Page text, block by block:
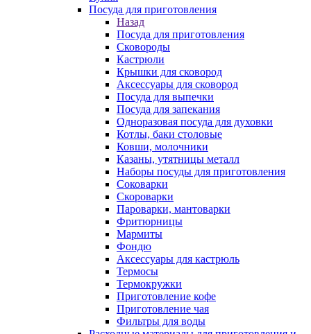
Посуда для приготовления
Назад
Посуда для приготовления
Сковороды
Кастрюли
Крышки для сковород
Аксессуары для сковород
Посуда для выпечки
Посуда для запекания
Одноразовая посуда для духовки
Котлы, баки столовые
Ковши, молочники
Казаны, утятницы металл
Наборы посуды для приготовления
Соковарки
Скороварки
Пароварки, мантоварки
Фритюрницы
Мармиты
Фондю
Аксессуары для кастрюль
Термосы
Термокружки
Приготовление кофе
Приготовление чая
Фильтры для воды